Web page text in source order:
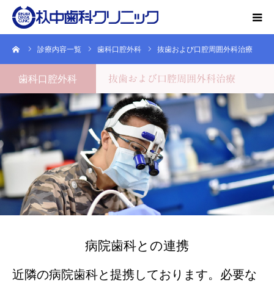
診療内容一覧 歯科口腔外科 抜歯および口腔周囲外科治療
歯科口腔外科 抜歯および口腔周囲外科治療
病院歯科との連携
近隣の病院歯科と提携しております。必要な
初診の方
院の紹介
特長
診療内容
オーラルフレイル